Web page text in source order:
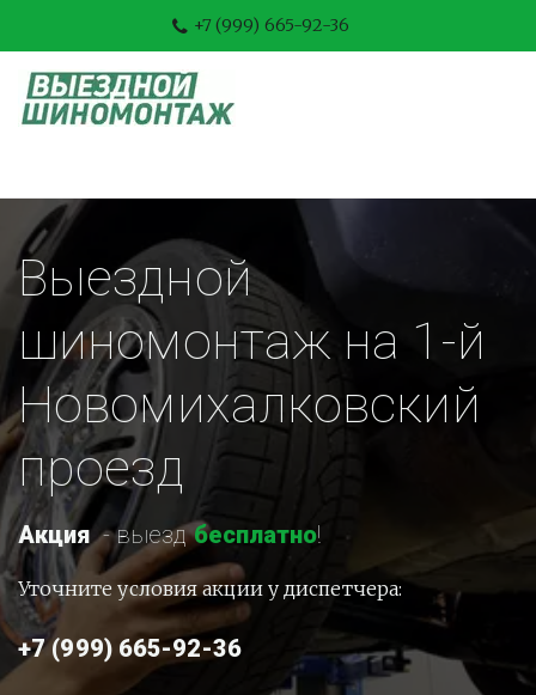
+7 (999) 665-92-36
Выездной
шиномонтаж на 1-й
Новомихалковский
проезд
Акция - выезд бесплатно!
Уточните условия акции у диспетчера:
+7 (999) 665-92-36